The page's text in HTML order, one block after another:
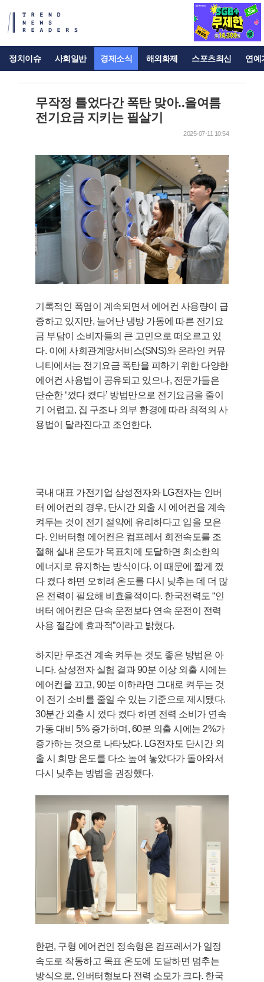
정치이슈 사회일반 경제소식 해외화제 스포츠최신 연예
무작정 틀었다간 폭탄 맞아..올여름
전기요금 지키는 필살기
2025-07-11 10:54
기록적인 폭염이 계속되면서 에어컨 사용량이 급
증하고 있지만, 늘어난 냉방 가동에 따른 전기요
금 부담이 소비자들의 큰 고민으로 떠오르고 있
다. 이에 사회관계망서비스(SNS)와 온라인 커뮤
니티에서는 전기요금 폭탄을 피하기 위한 다양한
에어컨 사용법이 공유되고 있으나, 전문가들은
단순한 ‘껐다 켰다’ 방법만으로 전기요금을 줄이
기 어렵고, 집 구조나 외부 환경에 따라 최적의 사
용법이 달라진다고 조언한다.
국내 대표 가전기업 삼성전자와 LG전자는 인버
터 에어컨의 경우, 단시간 외출 시 에어컨을 계속
켜두는 것이 전기 절약에 유리하다고 입을 모은
다. 인버터형 에어컨은 컴프레서 회전속도를 조
절해 실내 온도가 목표치에 도달하면 최소한의
에너지로 유지하는 방식이다. 이 때문에 짧게 껐
다 켰다 하면 오히려 온도를 다시 낮추는 데 더 많
은 전력이 필요해 비효율적이다. 한국전력도 “인
버터 에어컨은 단속 운전보다 연속 운전이 전력
사용 절감에 효과적”이라고 밝혔다.
하지만 무조건 계속 켜두는 것도 좋은 방법은 아
니다. 삼성전자 실험 결과 90분 이상 외출 시에는
에어컨을 끄고, 90분 이하라면 그대로 켜두는 것
이 전기 소비를 줄일 수 있는 기준으로 제시됐다.
30분간 외출 시 껐다 켰다 하면 전력 소비가 연속
가동 대비 5% 증가하며, 60분 외출 시에는 2%가
증가하는 것으로 나타났다. LG전자도 단시간 외
출 시 희망 온도를 다소 높여 놓았다가 돌아와서
다시 낮추는 방법을 권장했다.
한편, 구형 에어컨인 정속형은 컴프레서가 일정
속도로 작동하고 목표 온도에 도달하면 멈추는
방식으로, 인버터형보다 전력 소모가 크다. 한국